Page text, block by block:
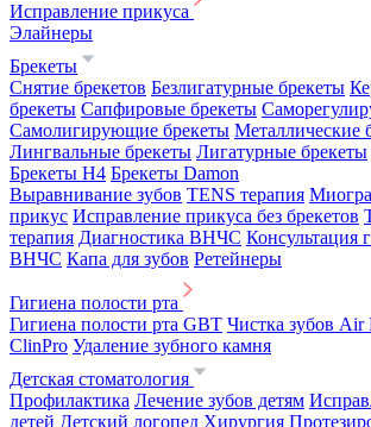
Исправление прикуса
Элайнеры
Брекеты
Снятие брекетов Безлигатурные брекеты
брекеты Сапфировые брекеты
Самолигирующие брекеты Металлические
Лингвальные брекеты Лигатурные брекеты
Брекеты H4 Брекеты Damon
Выравнивание зубов TENS терапия
прикус Исправление прикуса без брекетов
терапия Диагностика ВНЧС Консультация
ВНЧС Капа для зубов Ретейнеры
Гигиена полости рта
Гигиена полости рта GBT Чистка зубов Air
ClinPro Удаление зубного камня
Детская стоматология
Профилактика Лечение зубов детям
детей Детский логопед Хирургия